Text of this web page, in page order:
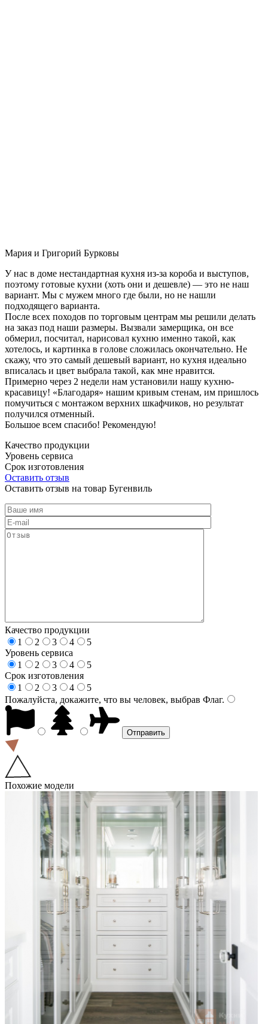
Мария и Григорий Бурковы
У нас в доме нестандартная кухня из-за короба и выступов,
поэтому готовые кухни (хоть они и дешевле) — это не наш
вариант. Мы с мужем много где были, но не нашли
подходящего варианта.
После всех походов по торговым центрам мы решили делать
на заказ под наши размеры. Вызвали замерщика, он все
обмерил, посчитал, нарисовал кухню именно такой, как
хотелось, и картинка в голове сложилась окончательно. Не
скажу, что это самый дешевый вариант, но кухня идеально
вписалась и цвет выбрала такой, как мне нравится.
Примерно через 2 недели нам установили нашу кухню-
красавицу! «Благодаря» нашим кривым стенам, им пришлось
помучиться с монтажом верхних шкафчиков, но результат
получился отменный.
Большое всем спасибо! Рекомендую!
Качество продукции
Уровень сервиса
Срок изготовления
Оставить отзыв
Оставить отзыв на товар Бугенвиль
Качество продукции
1
2 3 4
5
Уровень сервиса
1
2 3 4
5
Срок изготовления
1
2 3 4
5
Пожалуйста, докажите, что вы человек, выбрав Флаг.
Похожие модели